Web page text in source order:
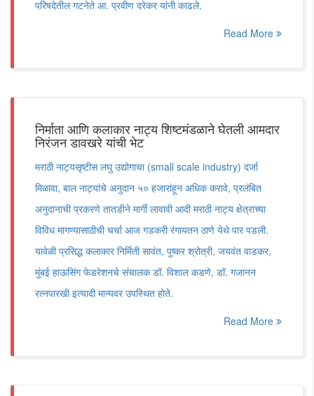
परिषदेतील गटनेते आ. प्रवीण दरेकर यांनी काढले.
Read More
निर्माता आणि कलाकार नाट्य शिष्टमंडळाने घेतली आमदार
निरंजन डावखरे यांची भेट
मराठी नाट्यसृष्टीस लघु उद्योगाचा (small scale industry) दर्जा
मिळावा, बाल नाट्यांचे अनुदान ५० हजारांहून अधिक करावे, प्रलंबित
अनुदानाची प्रकरणे तातडीने मार्गी लावावी आदी मराठी नाट्य क्षेत्राच्या
विविध मागण्यासाठीची चर्चा आज गडकरी रंगायतन ठाणे येथे पार पडली.
यावेळी प्रसिद्ध कलाकार निर्मिती सावंत, पुष्कर श्रोत्री, जयवंत वाडकर,
मुंबई हाऊसिंग फेडरेशनचे संचालक डॉ. विशाल कडणे, डॉ. गजानन
रत्नपारखी इत्यादी मान्यवर उपस्थित होते.
Read More